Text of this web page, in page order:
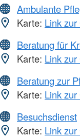
Ambulante
Karte: Link
Beratung für
Karte: Link
Beratung zur
Karte: Link
Besuchsdienst
Karte: Link